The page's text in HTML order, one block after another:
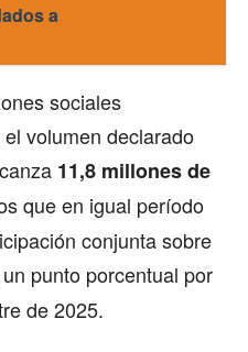
a
sociales
volumen declarado
11,8 millones de
que en igual período
conjunta sobre
punto porcentual por
de 2025.